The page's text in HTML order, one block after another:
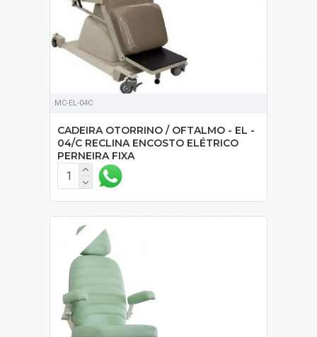
MC-EL-04C
CADEIRA OTORRINO / OFTALMO - EL -
04/C RECLINA ENCOSTO ELÉTRICO
PERNEIRA FIXA
ESGOTADO